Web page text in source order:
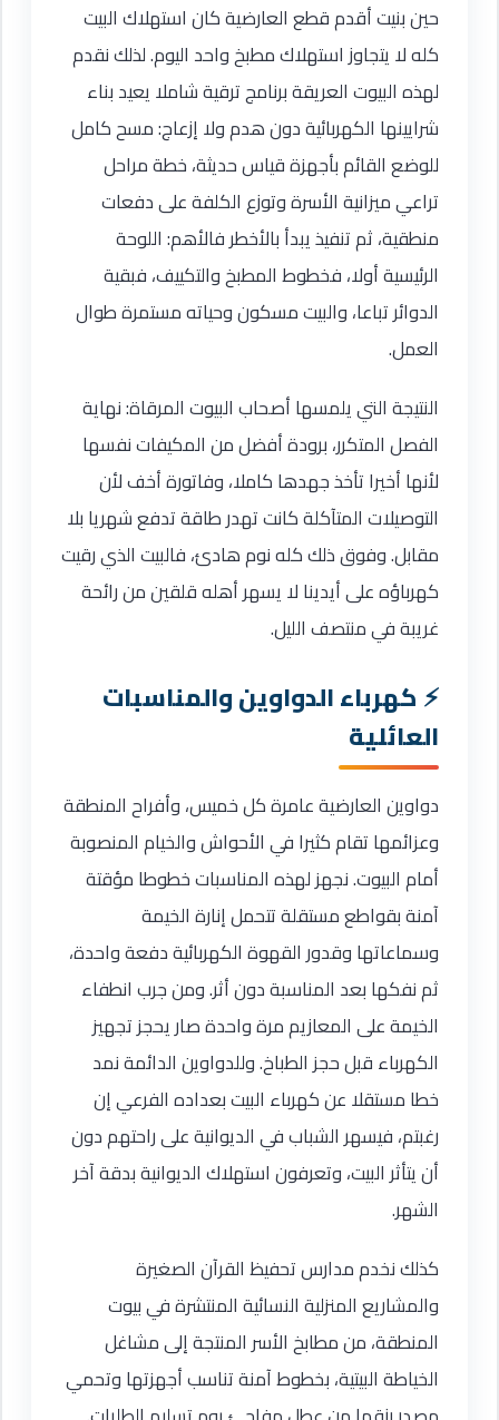
حين بنيت أقدم قطع العارضية كان استهلاك البيت
كله لا يتجاوز استهلاك مطبخ واحد اليوم. لذلك نقدم
لهذه البيوت العريقة برنامج ترقية شاملا يعيد بناء
شرايينها الكهربائية دون هدم ولا إزعاج: مسح كامل
للوضع القائم بأجهزة قياس حديثة، خطة مراحل
تراعي ميزانية الأسرة وتوزع الكلفة على دفعات
منطقية، ثم تنفيذ يبدأ بالأخطر فالأهم: اللوحة
الرئيسية أولا، فخطوط المطبخ والتكييف، فبقية
الدوائر تباعا، والبيت مسكون وحياته مستمرة طوال
العمل.
النتيجة التي يلمسها أصحاب البيوت المرقاة: نهاية
الفصل المتكرر، برودة أفضل من المكيفات نفسها
لأنها أخيرا تأخذ جهدها كاملا، وفاتورة أخف لأن
التوصيلات المتآكلة كانت تهدر طاقة تدفع شهريا بلا
مقابل. وفوق ذلك كله نوم هادئ، فالبيت الذي رقيت
كهرباؤه على أيدينا لا يسهر أهله قلقين من رائحة
غريبة في منتصف الليل.
كهرباء الدواوين والمناسبات
العائلية
دواوين العارضية عامرة كل خميس، وأفراح المنطقة
وعزائمها تقام كثيرا في الأحواش والخيام المنصوبة
أمام البيوت. نجهز لهذه المناسبات خطوطا مؤقتة
آمنة بقواطع مستقلة تتحمل إنارة الخيمة
وسماعاتها وقدور القهوة الكهربائية دفعة واحدة،
ثم نفكها بعد المناسبة دون أثر. ومن جرب انطفاء
الخيمة على المعازيم مرة واحدة صار يحجز تجهيز
الكهرباء قبل حجز الطباخ. وللدواوين الدائمة نمد
خطا مستقلا عن كهرباء البيت بعداده الفرعي إن
رغبتم، فيسهر الشباب في الديوانية على راحتهم دون
أن يتأثر البيت، وتعرفون استهلاك الديوانية بدقة آخر
الشهر.
كذلك نخدم مدارس تحفيظ القرآن الصغيرة
والمشاريع المنزلية النسائية المنتشرة في بيوت
المنطقة، من مطابخ الأسر المنتجة إلى مشاغل
الخياطة البيتية، بخطوط آمنة تناسب أجهزتها وتحمي